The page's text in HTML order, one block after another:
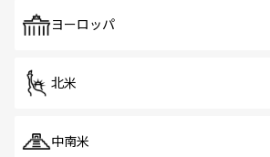
で、ホーカーズは地元の風情を楽
ヨーロッパ
北米
中南米